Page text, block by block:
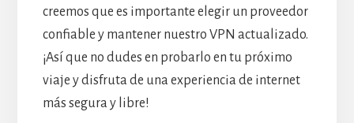
creemos que es importante elegir un proveedor
confiable y mantener nuestro VPN actualizado.
¡Así que no dudes en probarlo en tu próximo
viaje y disfruta de una experiencia de internet
más segura y libre!